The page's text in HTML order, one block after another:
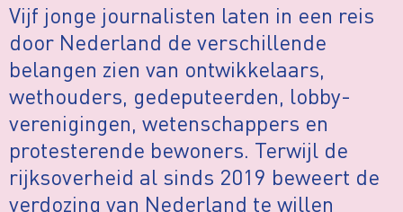
Vijf jonge journalisten laten in een reis
door Nederland de verschillende
belangen zien van ontwikkelaars,
wethouders, gedeputeerden, lobby-
verenigingen, wetenschappers en
protesterende bewoners. Terwijl de
rijksoverheid al sinds 2019 beweert de
verdozing van Nederland te willen